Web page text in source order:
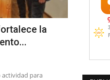
la
actividad para